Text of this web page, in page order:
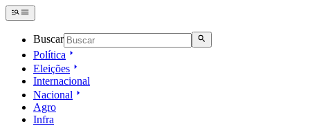
Buscar
Política
Eleições
Internacional
Nacional
Agro
Infra